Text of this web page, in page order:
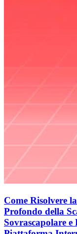
Come Risolvere
Profondo della
Sovrascapolare